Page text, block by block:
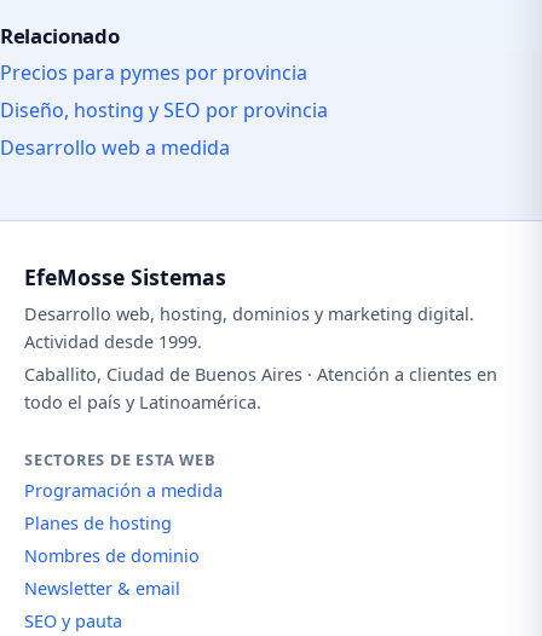
Relacionado
Precios para pymes por provincia
Diseño, hosting y SEO por provincia
Desarrollo web a medida
EfeMosse Sistemas
Desarrollo web, hosting, dominios y marketing digital.
Actividad desde 1999.
Caballito, Ciudad de Buenos Aires · Atención a clientes en
todo el país y Latinoamérica.
SECTORES DE ESTA WEB
Programación a medida
Planes de hosting
Nombres de dominio
Newsletter & email
SEO y pauta